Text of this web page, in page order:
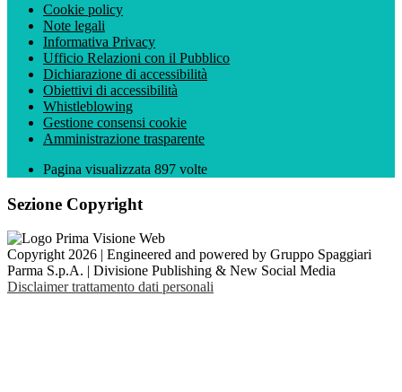
Cookie policy
Note legali
Informativa Privacy
Ufficio Relazioni con il Pubblico
Dichiarazione di accessibilità
Obiettivi di accessibilità
Whistleblowing
Gestione consensi cookie
Amministrazione trasparente
Pagina visualizzata 897 volte
Sezione Copyright
Copyright 2026 | Engineered and powered by Gruppo Spaggiari
Parma S.p.A. | Divisione Publishing & New Social Media
Disclaimer trattamento dati personali